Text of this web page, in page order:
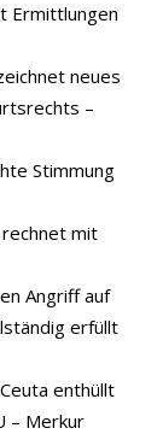
Ermittlungen
neues
–
Stimmung
rechnet mit
Angriff auf
erfüllt
enthüllt
– Merkur